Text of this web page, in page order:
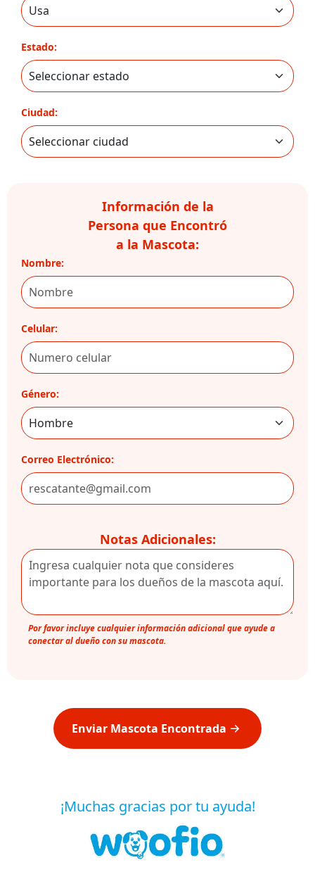
Estado:
Ciudad:
Información de la
Persona que Encontró
a la Mascota:
Nombre:
Celular:
Género:
Correo Electrónico:
Notas Adicionales:
Por favor incluye cualquier información adicional que ayude a
conectar al dueño con su mascota.
Enviar Mascota Encontrada
¡Muchas gracias por tu ayuda!